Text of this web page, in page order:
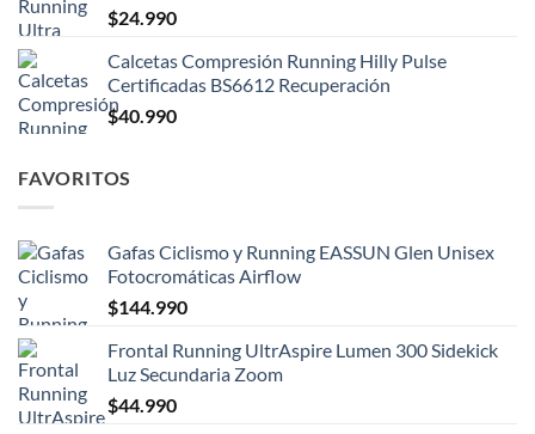
$24.990
Calcetas Compresión Running Hilly Pulse
Certificadas BS6612 Recuperación
$40.990
FAVORITOS
Gafas Ciclismo y Running EASSUN Glen Unisex
Fotocromáticas Airflow
$144.990
Frontal Running UltrAspire Lumen 300 Sidekick
Luz Secundaria Zoom
$44.990